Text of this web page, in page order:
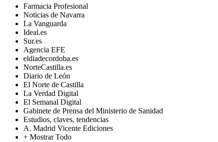
Farmacia Profesional
Noticias de Navarra
La Vanguarda
Ideal.es
Sur.es
Agencia EFE
eldiadecordoba.es
NorteCastilla.es
Diario de León
El Norte de Castilla
La Verdad Digital
El Semanal Digital
Gabinete de Prensa del Ministerio de Sanidad
Estudios, claves, tendencias
A. Madrid Vicente Ediciones
+ Mostrar Todo